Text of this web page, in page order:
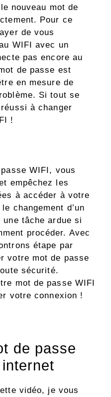
nouveau mot de
Pour ce
de vous
WIFI avec un
pas encore au
de passe est
en mesure de
Si tout se
à changer
!
WIFI, vous
empêchez les
à accéder à votre
changement d’un
tâche ardue si
procéder. Avec
étape par
votre mot de passe
sécurité.
mot de passe WIFI
votre connexion !
de passe
vidéo, je vous